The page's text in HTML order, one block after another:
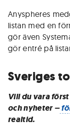
Anyspheres
listan med en
gör även
gör entré på
Sveriges
Vill du vara
och nyheter –
realtid.